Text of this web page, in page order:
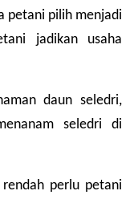
petani pilih menjadi
jadikan usaha
daun seledri,
seledri di
perlu petani